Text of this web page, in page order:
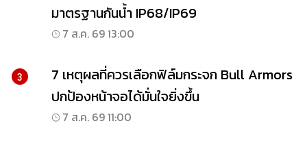
มาตรฐานกันน้ำ IP68/IP69
7 ส.ค. 69 13:00
3
7 เหตุผลที่ควรเลือกฟิล์มกระจก Bull Armors
ปกป้องหน้าจอได้มั่นใจยิ่งขึ้น
7 ส.ค. 69 11:00